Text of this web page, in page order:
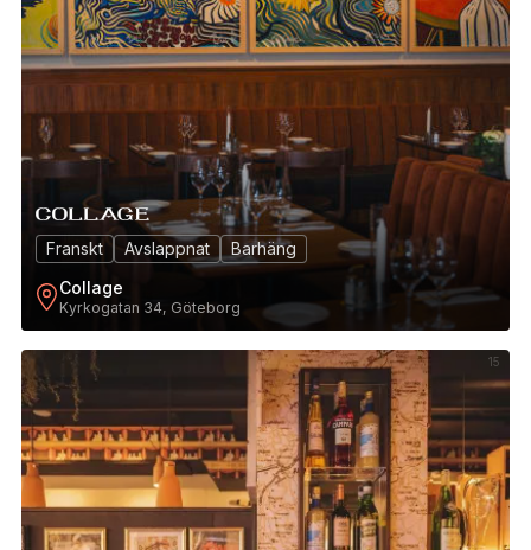
Franskt Avslappnat
Barhäng
Collage
Kyrkogatan 34, Göteborg
15